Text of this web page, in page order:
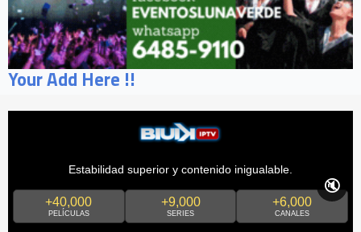
Your Add Here !!
Estabilidad superior y contenido inigualable.
+40,000
PELÍCULAS
+9,000
SERIES
+6,000
CANALES
🔇